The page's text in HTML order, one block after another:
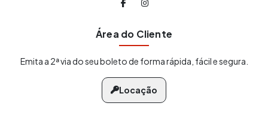
Área do Cliente
Emita a 2ª via do seu boleto de forma rápida, fácil e segura.
Locação